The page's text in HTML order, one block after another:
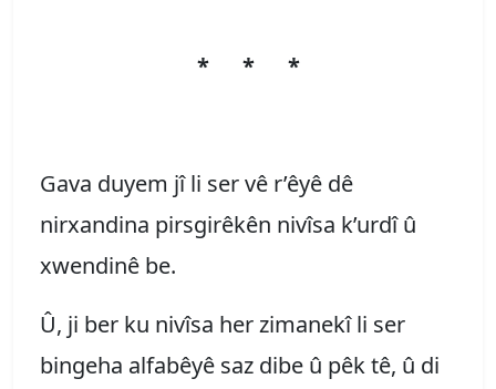
* * *
Gava duyem jî li ser vê r’êyê dê
nirxandina pirsgirêkên nivîsa k’urdî û
xwendinê be.
Û, ji ber ku nivîsa her zimanekî li ser
bingeha alfabêyê saz dibe û pêk tê, û di